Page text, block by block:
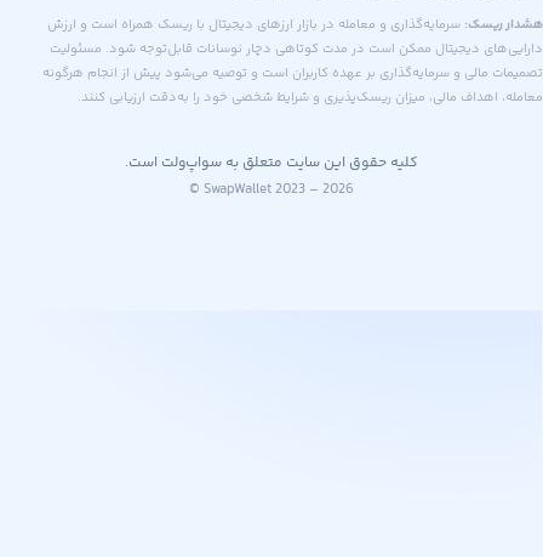
سرمایه‌گذاری و معامله در بازار ارزهای دیجیتال با ریسک همراه است و ارزش
دیجیتال ممکن است در مدت کوتاهی دچار نوسانات قابل‌توجه شود. مسئولیت
مالی و سرمایه‌گذاری بر عهده کاربران است و توصیه می‌شود پیش از انجام هرگونه
اهداف مالی، میزان ریسک‌پذیری و شرایط شخصی خود را به‌دقت ارزیابی کنند.
کلیه حقوق این سایت متعلق به سواپ‌ولت است.
© SwapWallet 2023 – 2026